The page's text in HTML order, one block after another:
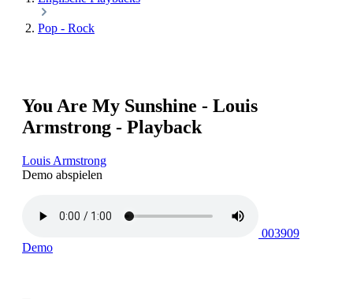
Pop - Rock
You Are My Sunshine - Louis
Armstrong - Playback
Louis Armstrong
Demo abspielen
003909
Demo